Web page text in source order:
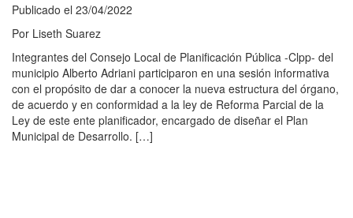
Publicado el 23/04/2022
Por Liseth Suarez
Integrantes del Consejo Local de Planificación Pública -Clpp- del
municipio Alberto Adriani participaron en una sesión informativa
con el propósito de dar a conocer la nueva estructura del órgano,
de acuerdo y en conformidad a la ley de Reforma Parcial de la
Ley de este ente planificador, encargado de diseñar el Plan
Municipal de Desarrollo. […]